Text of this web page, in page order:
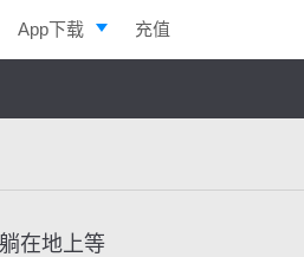
App下载 充值
在地上等